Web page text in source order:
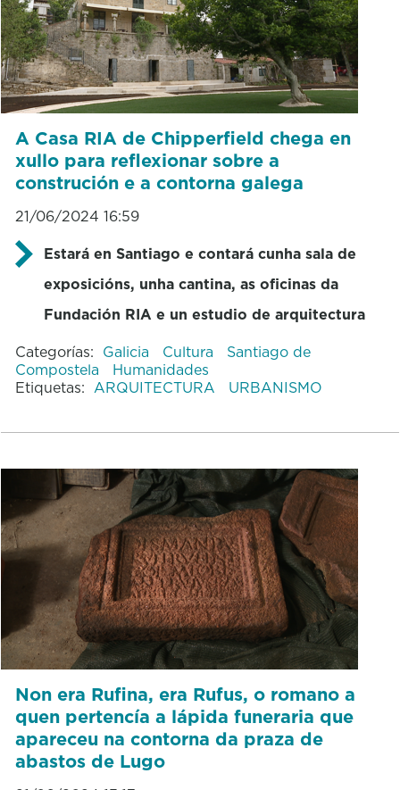
A Casa RIA de Chipperfield chega en
xullo para reflexionar sobre a
construción e a contorna galega
21/06/2024 16:59
Estará en Santiago e contará cunha sala de
exposicións, unha cantina, as oficinas da
Fundación RIA e un estudio de arquitectura
Categorías: Galicia Cultura
Santiago de
Compostela
Humanidades
Etiquetas: ARQUITECTURA URBANISMO
Non era Rufina, era Rufus, o romano a
quen pertencía a lápida funeraria que
apareceu na contorna da praza de
abastos de Lugo